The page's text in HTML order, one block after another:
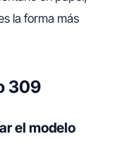
la forma más
309
el modelo